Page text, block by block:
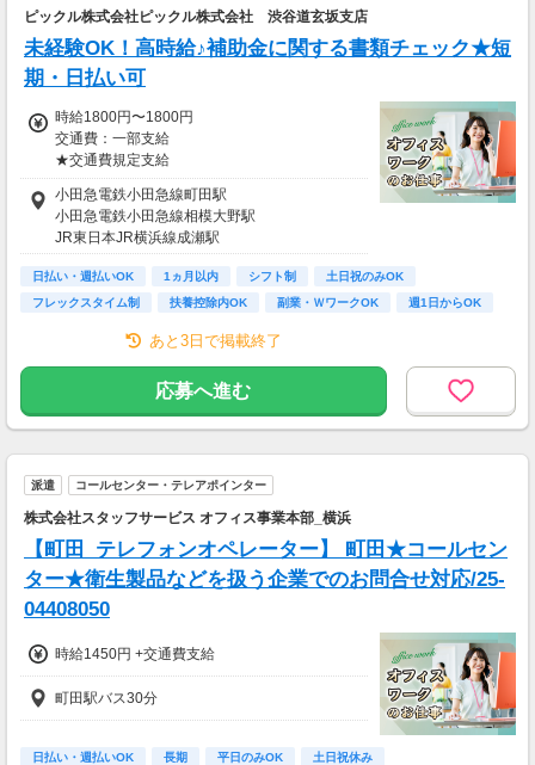
急な出費でお財布がピンチ！！
即払い・週払い制度があるので安心♪
【交通費備考】
※規定あり
ピックル株式会社ピックル株式会社 渋谷道玄坂支店
未経験OK！高時給♪補助金に関する書類チェック★短
期・日払い可
時給1800円〜1800円
交通費：一部支給
★交通費規定支給
＼ 日収例♪ ／
￣￣￣￣￣￣￣￣
▼1日8hのフルタイムの場合
時給1800円×1日8h
＝日収1万4400円
＼ 月収例♪ ／
￣￣￣￣￣￣￣￣
日収1万4400円×月22日
＝月収31万6800円
※上記目安金額となります。
◎
「スキマ時間でサクッと稼ぎたい」
「レギュラー勤務で安定収入を得たい」
という方も大歓迎です！！
小田急電鉄小田急線町田駅
小田急電鉄小田急線相模大野駅
JR東日本JR横浜線成瀬駅
日払い・週払いOK 1ヵ月以内 シフト制
土日祝のみOK
フレックスタイム制
扶養控除内OK 副業・ＷワークOK
週1日からOK
あと3日で掲載終了
応募へ進む
派遣 コールセンター・テレアポインター
株式会社スタッフサービス オフィス事業本部_横浜
【町田_テレフォンオペレーター】 町田★コールセン
ター★衛生製品などを扱う企業でのお問合せ対応/25-
04408050
時給1450円 +交通費支給
町田駅バス30分
日払い・週払いOK 長期 平日のみOK
土日祝休み